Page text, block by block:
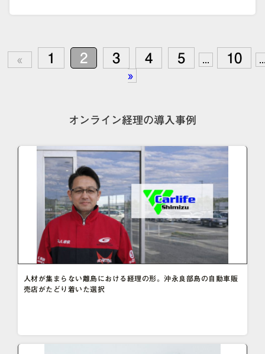
« 1 2 3 4 5 10
»
オンライン経理の導入事例
人材が集まらない離島における経理の形。沖永良部島の自動車販
売店がたどり着いた選択